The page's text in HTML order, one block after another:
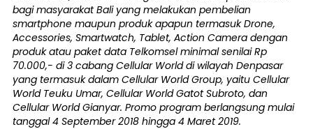
bagi masyarakat Bali yang melakukan pembelian
smartphone maupun produk apapun termasuk Drone,
Accessories, Smartwatch, Tablet, Action Camera dengan
produk atau paket data Telkomsel minimal senilai Rp
70.000,- di 3 cabang Cellular World di wilayah Denpasar
yang termasuk dalam Cellular World Group, yaitu Cellular
World Teuku Umar, Cellular World Gatot Subroto, dan
Cellular World Gianyar. Promo program berlangsung mulai
tanggal 4 September 2018 hingga 4 Maret 2019.